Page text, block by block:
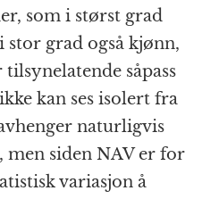
som i størst grad
stor grad også kjønn,
såpass
kan ses isolert fra
naturligvis
men siden NAV er for
variasjon å